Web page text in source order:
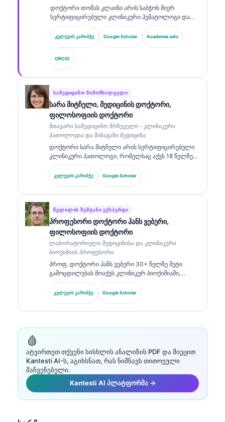
დოქტორი თომას კლაინი არის საბჭოს მიერ
სერტიფიცირებული კლინიკური ჰემატოლოგი და
ინტერნისტი, რომელსაც აქვს 15 წელზე მეტი
გამოცდილება ლაბორატორიულ მედიცინაში და AI-
ით მხარდაჭერილ კლინიკურ ანალიზში. როგორც
Kantesti AI-ის მთავარი სამედიცინო ოფიცერი, ის
უზრუნველყოფს საკუთრებაში არსებული
ნეირონული ქსელის სამედიცინო სიზუსტის
კლინიკურ ზედამხედველობას. დოქტორ კლაინს
ფართოდ აქვს გამოქვეყნებული ბიომარკერების
ინტერპრეტაციისა და ლაბორატორიული
დიაგნოსტიკის შესახებ ლაბორატორიული
მედიცინის თემებზე.
კვლევის კარიბჭე Google Scholar Academia.edu
ORCID
ᲡᲐᲛᲔᲓᲘᲪᲘᲜᲝ ᲛᲘᲛᲝᲛᲮᲘᲚᲕᲔᲚᲘ
სარა მიტჩელი, მედიცინის დოქტორი,
ფილოსოფიის დოქტორი
მთავარი სამედიცინო მრჩეველი - კლინიკური
პათოლოგია და შინაგანი მედიცინა
დოქტორი სარა მიტჩელი არის სერტიფიცირებული
კლინიკური პათოლოგი, რომელსაც აქვს 18 წელზე
მეტი გამოცდილება ლაბორატორიულ მედიცინაში
და დიაგნოსტიკურ ანალიზში. მას აქვს
სპეციალიზებული სერტიფიკატები კლინიკურ ქიმიაში
კლინიკურ პრაქტიკაში.
კვლევის კარიბჭე Google Scholar
ᲬᲕᲚᲘᲚᲘᲡ ᲨᲔᲛᲢᲐᲜᲘ ᲔᲥᲡᲞᲔᲠᲢᲘ
პროფესორი დოქტორი ჰანს ვებერი,
ფილოსოფიის დოქტორი
ლაბორატორიული მედიცინისა და კლინიკური
ბიოქიმიის პროფესორი
პროფ. დოქტორი ჰანს ვებერი 30+ წელზე მეტი
გამოცდილებას მოაქვს კლინიკურ ბიოქიმიაში,
ლაბორატორიულ მედიცინაში და ბიომარკერების
კვლევაში. ის იყო გერმანიის კლინიკური ქიმიის
საზოგადოების ყოფილი პრეზიდენტი და
AI-ით მხარდაჭერილ ლაბორატორიულ მედიცინაში.
კვლევის კარიბჭე Google Scholar
🩸
ატვირთეთ თქვენი სისხლის ანალიზის PDF და მიეცით
Kantesti AI-ს, აგიხსნათ, რას ნიშნავს თითოეული
მაჩვენებელი.
Kantesti AI პლატფორმა →